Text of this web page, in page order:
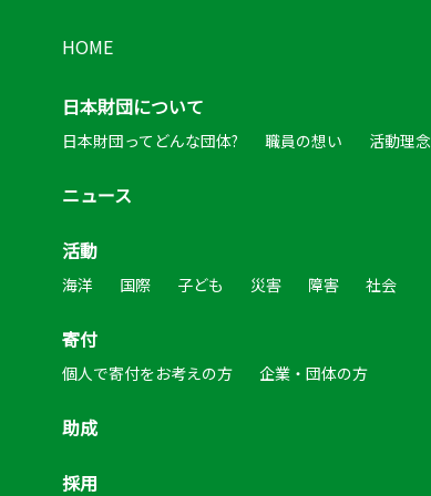
HOME
日本財団について
日本財団ってどんな団体? 職員の想い 活動理念
ニュース
活動
海洋 国際 子ども 災害 障害 社会
寄付
個人で寄付をお考えの方 企業・団体の方
助成
採用